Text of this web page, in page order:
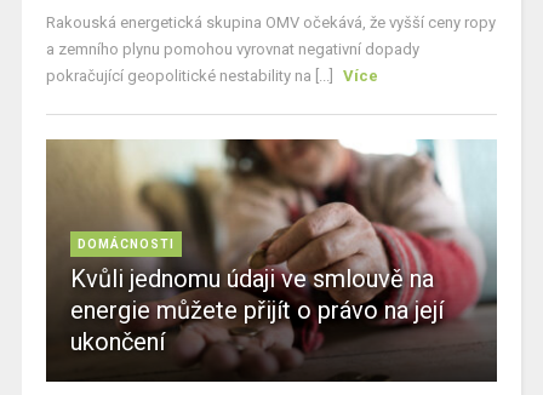
Rakouská energetická skupina OMV očekává, že vyšší ceny ropy
a zemního plynu pomohou vyrovnat negativní dopady
pokračující geopolitické nestability na [...]
Více
DOMÁCNOSTI
Kvůli jednomu údaji ve smlouvě na
energie můžete přijít o právo na její
ukončení